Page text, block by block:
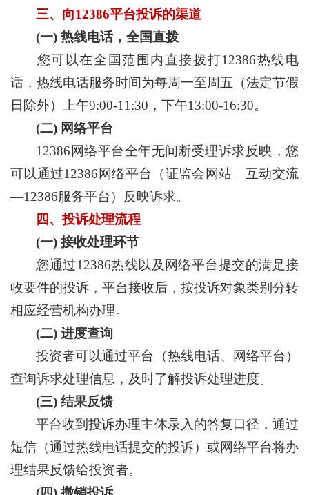
三、向12386平台投诉的渠道
(一) 热线电话，全国直拨
您可以在全国范围内直接拨打12386热线电
话，热线电话服务时间为每周一至周五（法定节假
日除外）上午9:00-11:30，下午13:00-16:30。
(二) 网络平台
12386网络平台全年无间断受理诉求反映，您
可以通过12386网络平台（证监会网站—互动交流
—12386服务平台）反映诉求。
四、投诉处理流程
(一) 接收处理环节
您通过12386热线以及网络平台提交的满足接
收要件的投诉，平台接收后，按投诉对象类别分转
相应经营机构办理。
(二) 进度查询
投资者可以通过平台（热线电话、网络平台）
查询诉求处理信息，及时了解投诉处理进度。
(三) 结果反馈
平台收到投诉办理主体录入的答复口径，通过
短信（通过热线电话提交的投诉）或网络平台将办
理结果反馈给投资者。